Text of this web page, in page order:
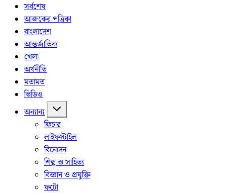
সর্বশেষ
আজকের পত্রিকা
বাংলাদেশ
আন্তর্জাতিক
খেলা
অর্থনীতি
মতামত
ভিডিও
অন্যান্য
ফিচার
লাইফস্টাইল
বিনোদন
শিল্প ও সাহিত্য
বিজ্ঞান ও প্রযুক্তি
ফটো